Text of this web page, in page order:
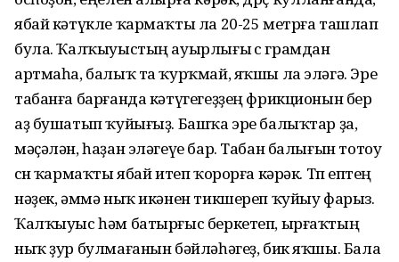
ябай кәтүкле ҡар­маҡты ла 20-25 метрға ташлап
була. Ҡалҡыуыстың ауырлығы өс грамдан
артма­һа, балыҡ та ҡурҡмай, яҡшы ла эләгә. Эре
табанға барғанда кәтүгегеҙҙең фрикционын бер
аҙ бушатып ҡуйығыҙ. Башҡа эре балыҡтар ҙа,
мәҫәлән, һаҙан эләгеүе бар. Табан ба­лығын тотоу
өсөн ҡармаҡты ябай итеп ҡорорға кәрәк. Төп ептең
нәҙек, әммә ныҡ икәнен тикшереп ҡуйыу фарыз.
Ҡалҡыуыс һәм батырғыс беркетеп, ырғаҡтың
ныҡ ҙур булмағанын бәй­ләһәгеҙ, бик яҡшы. Бала